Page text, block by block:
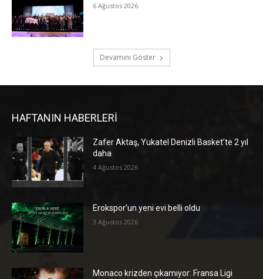
6 Ağustos 2026
Devamını Göster
HAFTANIN HABERLERİ
Zafer Aktaş, Yukatel Denizli Basket’te 2 yıl
daha
4 Ağustos 2026
Erokspor’un yeni evi belli oldu
3 Ağustos 2026
Monaco krizden çıkamıyor: Fransa Ligi